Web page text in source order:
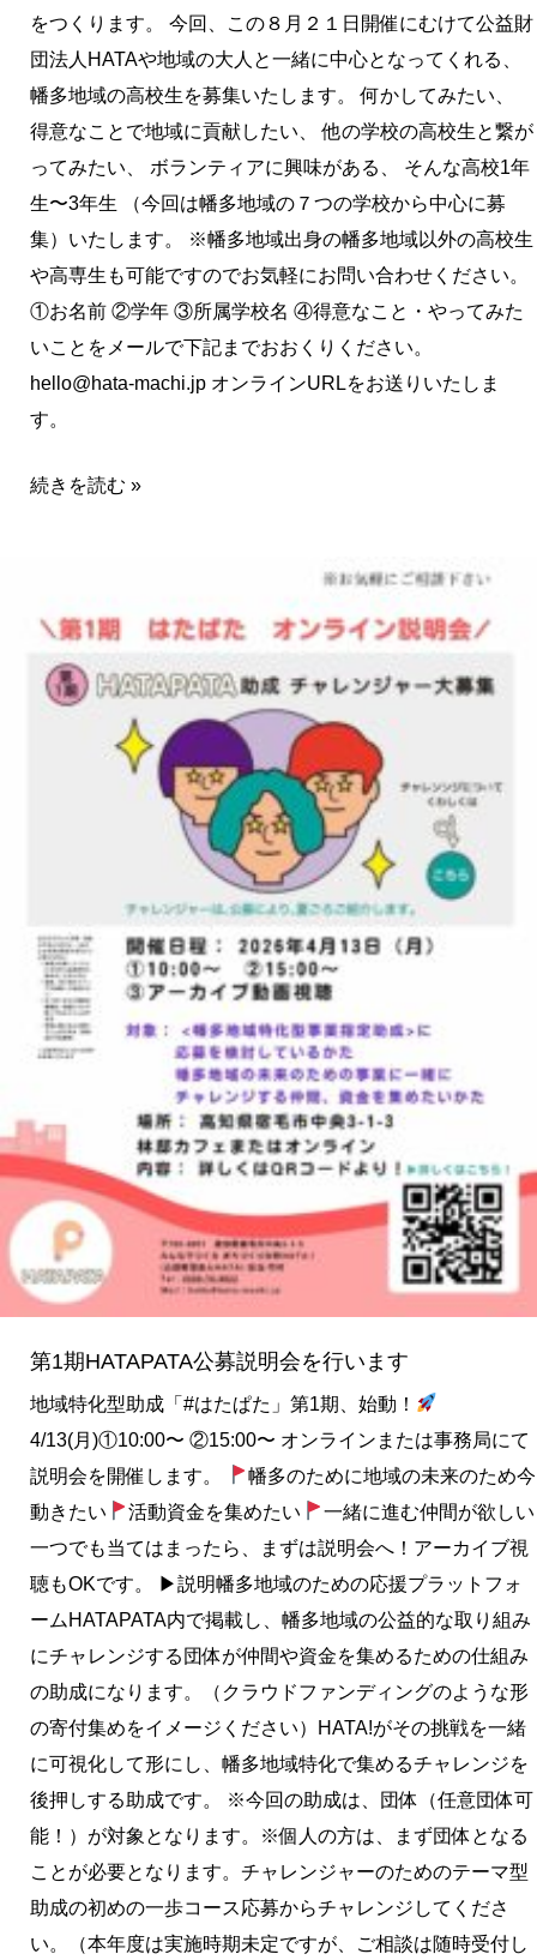
をつくります。 今回、この８月２１日開催にむけて公益財
団法人HATAや地域の大人と一緒に中心となってくれる、
幡多地域の高校生を募集いたします。 何かしてみたい、
得意なことで地域に貢献したい、 他の学校の高校生と繋が
ってみたい、 ボランティアに興味がある、 そんな高校1年
生〜3年生 （今回は幡多地域の７つの学校から中心に募
集）いたします。 ※幡多地域出身の幡多地域以外の高校生
や高専生も可能ですのでお気軽にお問い合わせください。
①お名前 ②学年 ③所属学校名 ④得意なこと・やってみた
いことをメールで下記までおおくりください。
hello@hata-machi.jp オンラインURLをお送りいたしま
す。
続きを読む »
第1期HATAPATA公募説明会を行います
地域特化型助成「#はたぱた」第1期、始動！
4/13(月)①10:00〜 ②15:00〜 オンラインまたは事務局にて
説明会を開催します。
幡多のために地域の未来のため今
動きたい
活動資金を集めたい
一緒に進む仲間が欲しい
一つでも当てはまったら、まずは説明会へ！アーカイブ視
聴もOKです。 ▶︎説明幡多地域のための応援プラットフォ
ームHATAPATA内で掲載し、幡多地域の公益的な取り組み
にチャレンジする団体が仲間や資金を集めるための仕組み
の助成になります。（クラウドファンディングのような形
の寄付集めをイメージください）HATA!がその挑戦を一緒
に可視化して形にし、幡多地域特化で集めるチャレンジを
後押しする助成です。 ※今回の助成は、団体（任意団体可
能！）が対象となります。※個人の方は、まず団体となる
ことが必要となります。チャレンジャーのためのテーマ型
助成の初めの一歩コース応募からチャレンジしてくださ
い。（本年度は実施時期未定ですが、ご相談は随時受付し
HATAPATA
行
い
ま
す